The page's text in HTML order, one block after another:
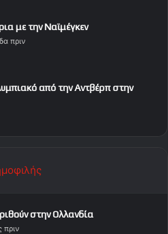
με την Ναϊμέγκεν
πριν
από την Αντβέρπ στην
στην Ολλανδία
πριν